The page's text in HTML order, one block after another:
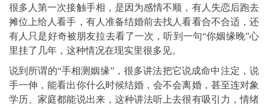
很多人第一次接触手相，是因为感情不顺，有人失恋后跑去
摊位上给人看手，有人准备结婚前去找人看看合不合适，还
有人只是好奇被朋友拉去看了一次，听到一句“你姻缘晚”心
里挂了几年，这种情况在现实里很多见。
说到所谓的“手相测姻缘”，很多讲法把它说成命中注定，说
手一伸，能看出你什么时候结婚，会不会离婚，甚至连对象
学历、家庭都能说出来，这种讲法听上去很有吸引力，情绪